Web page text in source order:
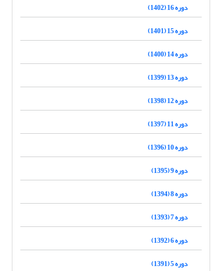
دوره 16 (1402)
دوره 15 (1401)
دوره 14 (1400)
دوره 13 (1399)
دوره 12 (1398)
دوره 11 (1397)
دوره 10 (1396)
دوره 9 (1395)
دوره 8 (1394)
دوره 7 (1393)
دوره 6 (1392)
دوره 5 (1391)